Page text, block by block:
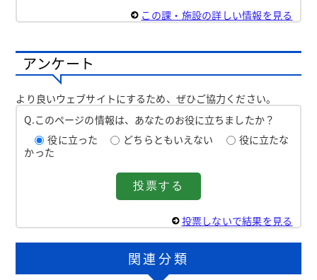
この課・施設の詳しい情報を見る
アンケート
より良いウェブサイトにするため、ぜひご協力ください。
Q.このページの情報は、あなたのお役に立ちましたか？
役に立った
どちらともいえない
役に立たな
かった
投票しないで結果を見る
関連分類